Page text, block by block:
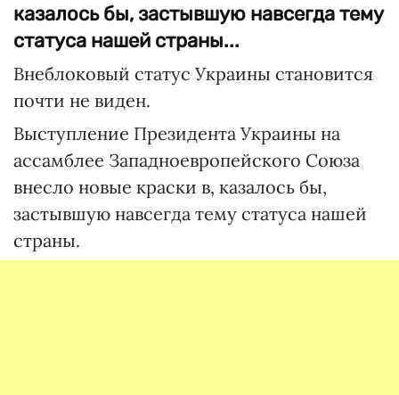
казалось бы, застывшую навсегда тему
статуса нашей страны...
Внеблоковый статус Украины становится
почти не виден.
Выступление Президента Украины на
ассамблее Западноевропейского Союза
внесло новые краски в, казалось бы,
застывшую навсегда тему статуса нашей
страны.